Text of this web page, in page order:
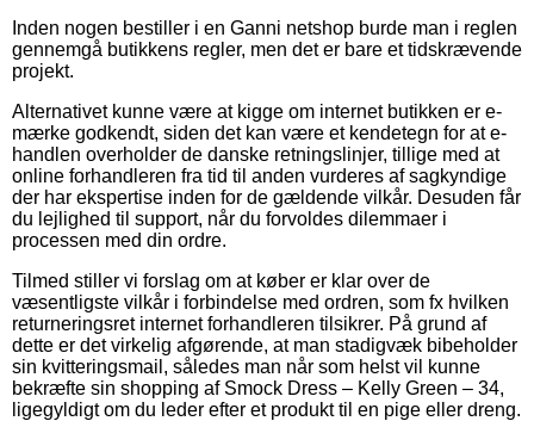
Inden nogen bestiller i en Ganni netshop burde man i reglen
gennemgå butikkens regler, men det er bare et tidskrævende
projekt.
Alternativet kunne være at kigge om internet butikken er e-
mærke godkendt, siden det kan være et kendetegn for at e-
handlen overholder de danske retningslinjer, tillige med at
online forhandleren fra tid til anden vurderes af sagkyndige
der har ekspertise inden for de gældende vilkår. Desuden får
du lejlighed til support, når du forvoldes dilemmaer i
processen med din ordre.
Tilmed stiller vi forslag om at køber er klar over de
væsentligste vilkår i forbindelse med ordren, som fx hvilken
returneringsret internet forhandleren tilsikrer. På grund af
dette er det virkelig afgørende, at man stadigvæk bibeholder
sin kvitteringsmail, således man når som helst vil kunne
bekræfte sin shopping af Smock Dress – Kelly Green – 34,
ligegyldigt om du leder efter et produkt til en pige eller dreng.